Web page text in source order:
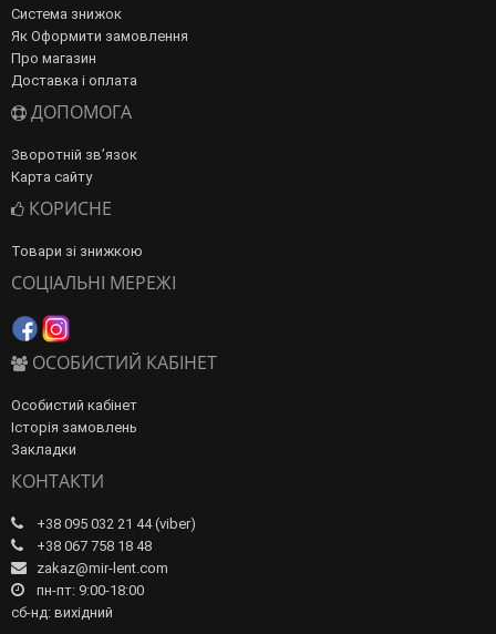
Система знижок
Як Оформити замовлення
Про магазин
Доставка і оплата
ДОПОМОГА
Зворотній зв’язок
Карта сайту
КОРИСНЕ
Товари зі знижкою
СОЦІАЛЬНІ МЕРЕЖІ
ОСОБИСТИЙ КАБІНЕТ
Особистий кабінет
Історія замовлень
Закладки
КОНТАКТИ
+38 095 032 21 44 (viber)
+38 067 758 18 48
zakaz@mir-lent.com
пн-пт: 9:00-18:00
сб-нд: вихідний